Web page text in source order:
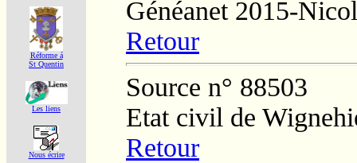
Réforme á
St Quentin
Les liens
Nous écrire
Généanet 2015-
Retour
Source n° 88503
Etat civil de
Retour